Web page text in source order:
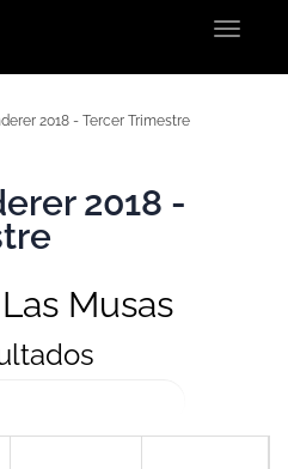
Toggle
2018 - Tercer Trimestre
2018 -
Musas